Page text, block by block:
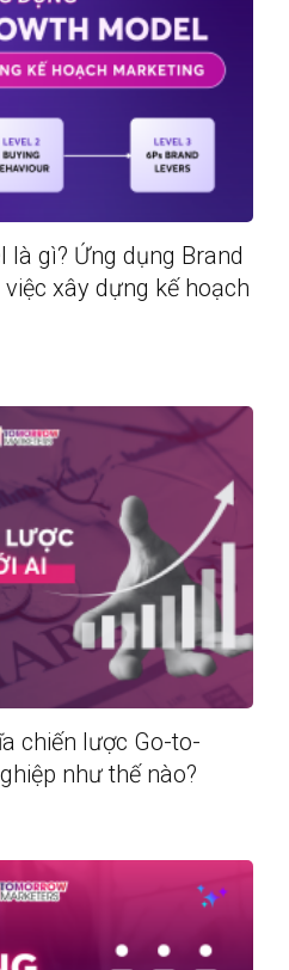
là gì? Ứng dụng Brand
xây dựng kế hoạch
chiến lược Go-to-
như thế nào?